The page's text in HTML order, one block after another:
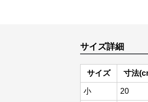
サイズ詳細
サイズ 寸法
小 20